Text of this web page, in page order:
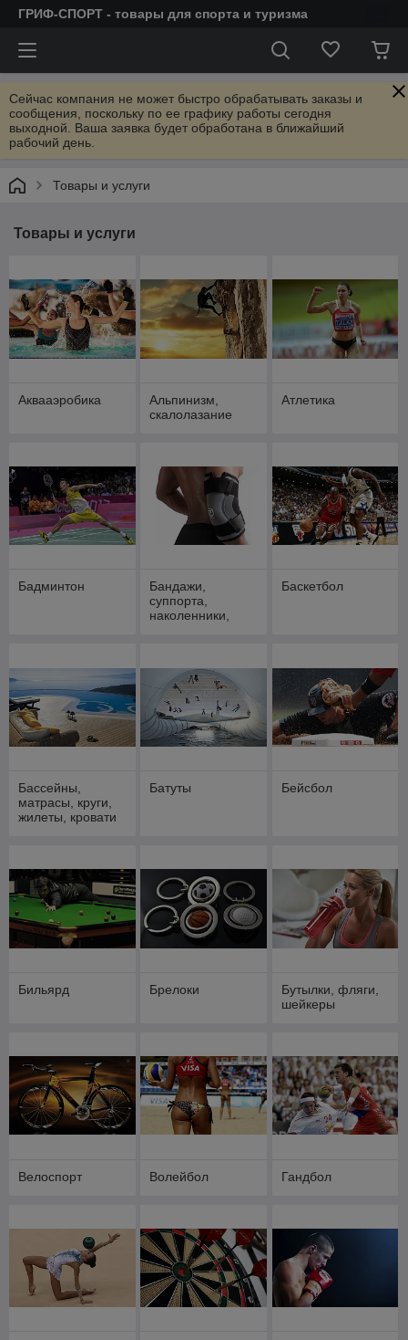
ГРИФ-СПОРТ - товары для спорта и туризма
Сейчас компания не может быстро обрабатывать заказы и
сообщения, поскольку по ее графику работы сегодня
выходной. Ваша заявка будет обработана в ближайший
рабочий день.
Товары и услуги
Товары и услуги
Аквааэробика
Альпинизм,
скалолазание
Атлетика
Бадминтон
Бандажи,
суппорта,
наколенники,
Баскетбол
Бассейны,
матрасы, круги,
жилеты, кровати
Батуты Бейсбол
Бильярд Брелоки
Бутылки, фляги,
шейкеры
Велоспорт Волейбол Гандбол